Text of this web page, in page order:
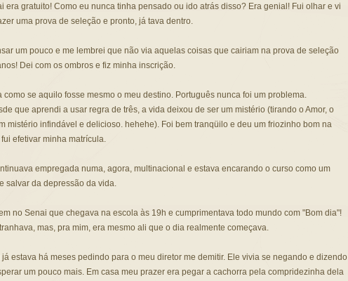
era gratuito! Como eu nunca tinha pensado ou ido atrás disso? Era genial! Fui olhar e vi
uma prova de seleção e pronto, já tava dentro.
um pouco e me lembrei que não via aquelas coisas que cairiam na prova de seleção
Dei com os ombros e fiz minha inscrição.
como se aquilo fosse mesmo o meu destino. Português nunca foi um problema.
que aprendi a usar regra de três, a vida deixou de ser um mistério (tirando o Amor, o
mistério infindável e delicioso. hehehe). Foi bem tranqüilo e deu um friozinho bom na
efetivar minha matrícula.
empregada numa, agora, multinacional e estava encarando o curso como um
salvar da depressão da vida.
no Senai que chegava na escola às 19h e cumprimentava todo mundo com "Bom dia"!
mas, pra mim, era mesmo ali que o dia realmente começava.
já estava há meses pedindo para o meu diretor me demitir. Ele vivia se negando e dizendo
um pouco mais. Em casa meu prazer era pegar a cachorra pela compridezinha dela